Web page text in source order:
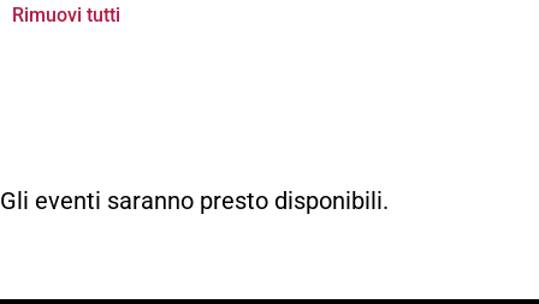
Rimuovi tutti
Gli eventi saranno presto disponibili.